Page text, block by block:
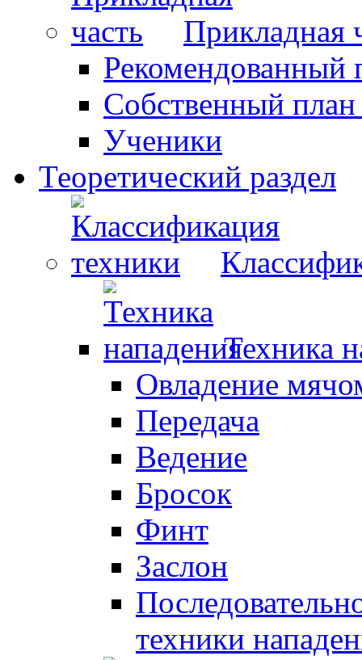
Прикладная
Рекомендованный
Собственный
Ученики
Теоретический раздел
Техника
Овладение
Передача
Ведение
Бросок
Финт
Заслон
техники